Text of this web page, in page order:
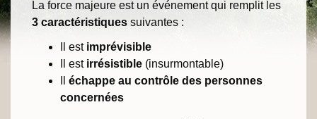
La force majeure est un événement qui remplit les
3 caractéristiques suivantes :
Il est imprévisible
Il est irrésistible (insurmontable)
échappe au contrôle des personnes
concernées